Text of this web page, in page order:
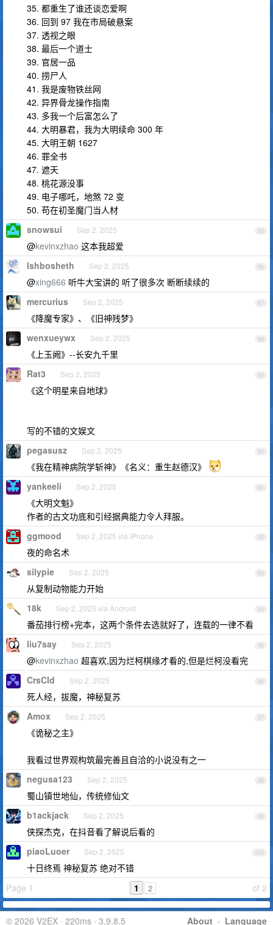
35. 都重生了谁还谈恋爱啊
36. 回到 97 我在市局破悬案
37. 透视之眼
38. 最后一个道士
39. 官居一品
40. 捞尸人
41. 我是废物铁丝网
42. 异界骨龙操作指南
43. 多我一个后富怎么了
44. 大明暴君，我为大明续命 300 年
45. 大明王朝 1627
46. 罪全书
47. 遮天
48. 桃花源没事
49. 电子哪吒，地煞 72 变
50. 苟在初圣魔门当人材
85
snowsui Sep 2, 2025
@kevinxzhao 这本我超爱
86
lshbosheth Sep 2, 2025
@xing666 听牛大宝讲的 听了很多次 断断续续的
87
mercurius Sep 2, 2025
《降魔专家》、《旧神残梦》
88
wenxueywx Sep 2, 2025
《上玉阙》--长安九千里
89
Rat3 Sep 2, 2025
《这个明星来自地球》
写的不错的文娱文
90
pegasusz Sep 2, 2025
《我在精神病院学斩神》《名义：重生赵德汉》
91
yankeeli Sep 2, 2025
《大明文魁》
作者的古文功底和引经据典能力令人拜服。
92
ggmood Sep 2, 2025 via iPhone
夜的命名术
93
silypie Sep 2, 2025
从复制动物能力开始
94
18k Sep 2, 2025 via Android
番茄排行榜+完本，这两个条件去选就好了，连载的一律不看
95
liu7say Sep 2, 2025
@kevinxzhao 超喜欢,因为烂柯棋缘才看的,但是烂柯没看完
96
CrsCld Sep 2, 2025
死人经，拔魔，神秘复苏
97
Amox Sep 2, 2025
《诡秘之主》
我看过世界观构筑最完善且自洽的小说没有之一
98
negusa123 Sep 2, 2025
蜀山镇世地仙，传统修仙文
99
b1ackjack Sep 2, 2025
侠探杰克，在抖音看了解说后看的
100
piaoLuoer Sep 2, 2025
十日终焉 神秘复苏 绝对不错
Page 1
of 2
1 2
About · Language
© 2026 V2EX · 220ms · 3.9.8.5